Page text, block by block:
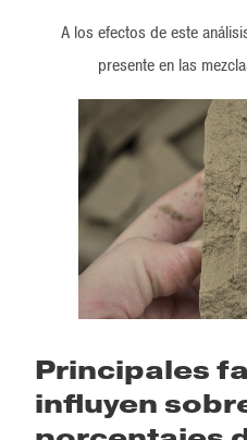
A los efectos de este
presente en las
Principales
influyen